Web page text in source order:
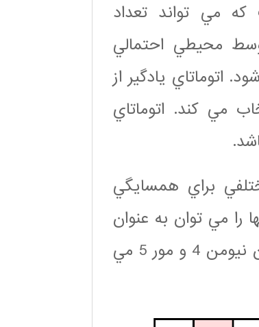
مي تواند تعداد
محيطي احتمالي
اتوماتاي يادگير از
مي كند. اتوماتاي
براي همسايگي
را مي توان به عنوان
همسايه در نظر گرفت اما معمولترين آنها همسايگي ون نيومن 4 و مور 5 مي